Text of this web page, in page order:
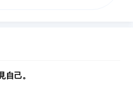
己的那一份寧靜。
己。